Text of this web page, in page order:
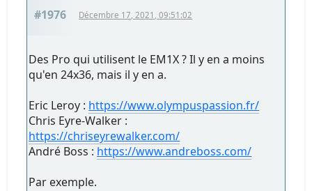
#1976 Décembre 17, 2021, 09:51:02
Des Pro qui utilisent le EM1X ? Il y en a moins
qu'en 24x36, mais il y en a.
Eric Leroy : https://www.olympuspassion.fr/
Chris Eyre-Walker :
https://chriseyrewalker.com/
André Boss : https://www.andreboss.com/
Par exemple.